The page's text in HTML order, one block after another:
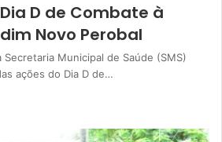
D de Combate à
Novo Perobal
Municipal de Saúde (SMS)
ações do Dia D de…